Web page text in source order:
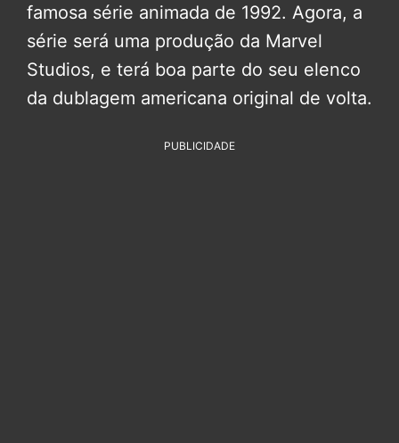
famosa série animada de 1992. Agora, a
série será uma produção da Marvel
Studios, e terá boa parte do seu elenco
da dublagem americana original de volta.
PUBLICIDADE